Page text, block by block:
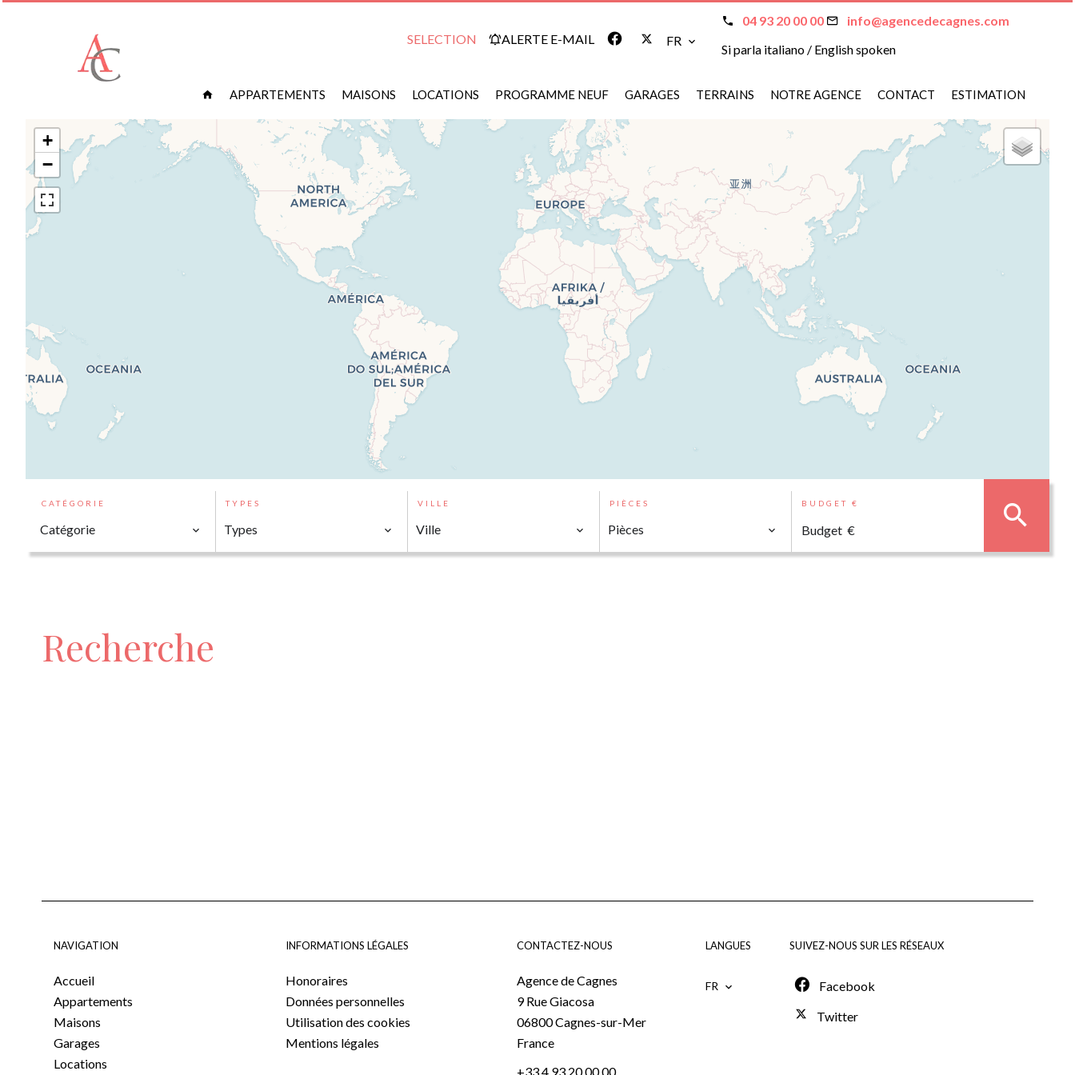
SELECTION ALERTE E-MAIL FR
04 93 20 00 00
info@agencedecagnes.com
Si parla italiano / English spoken
APPARTEMENTS MAISONS LOCATIONS PROGRAMME NEUF GARAGES TERRAINS NOTRE AGENCE CONTACT ESTIMATION
+
−
CATÉGORIE
Catégorie
TYPES
Types
VILLE
Ville
PIÈCES
Pièces
BUDGET €
Recherche
NAVIGATION
Accueil
Appartements
Maisons
Garages
Locations
INFORMATIONS LÉGALES
Honoraires
Données personnelles
Utilisation des cookies
Mentions légales
CONTACTEZ-NOUS
Agence de Cagnes
9 Rue Giacosa
06800Cagnes-sur-Mer
France
+33 4 93 20 00 00
LANGUES
FR
SUIVEZ-NOUS SUR LES RÉSEAUX
Facebook
Twitter
Opinion System : An error as occured, unable to contact api